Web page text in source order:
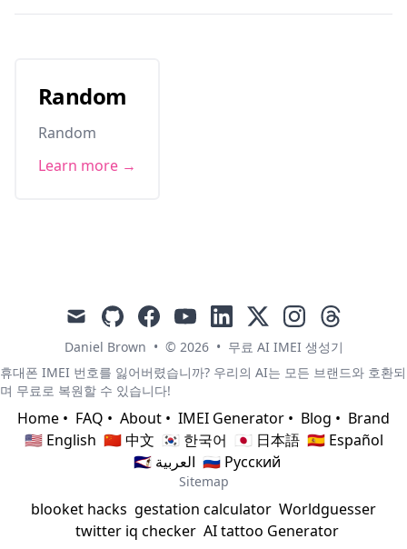
Random
Random
Learn more →
mail githubfacebookyoutubelinkedin
x instagramthreads
Daniel Brown • © 2026 • 무료 AI IMEI 생성기
휴대폰 IMEI 번호를 잃어버렸습니까? 우리의 AI는 모든 브랜드와 호환되
며 무료로 복원할 수 있습니다!
Home • FAQ • About • IMEI Generator • Blog • Brand
🇺🇸 English 🇨🇳 中文 🇰🇷 한국어 🇯🇵 日本語 🇪🇸 Español
🇸🇦 العربية 🇷🇺 Русский
Sitemap
blooket hacks gestation calculator Worldguesser
twitter iq checker AI tattoo Generator